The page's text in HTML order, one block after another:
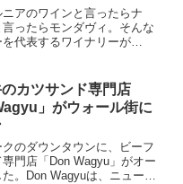
Mondavi Winery”
アのワインと言ったらナ
ったらモンダヴィ。そんな
代表するワイナリーが
情とスタンフォード大学で
カツサンド専門店
」がウォール街に
のダウンタウンに、ビーフ
門店「Don Wagyu」がオー
。Don Wagyuは、ニューヨ